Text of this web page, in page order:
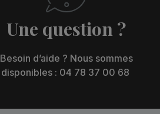
Une question ?
Besoin d’aide ? Nous sommes
disponibles : 04 78 37 00 68